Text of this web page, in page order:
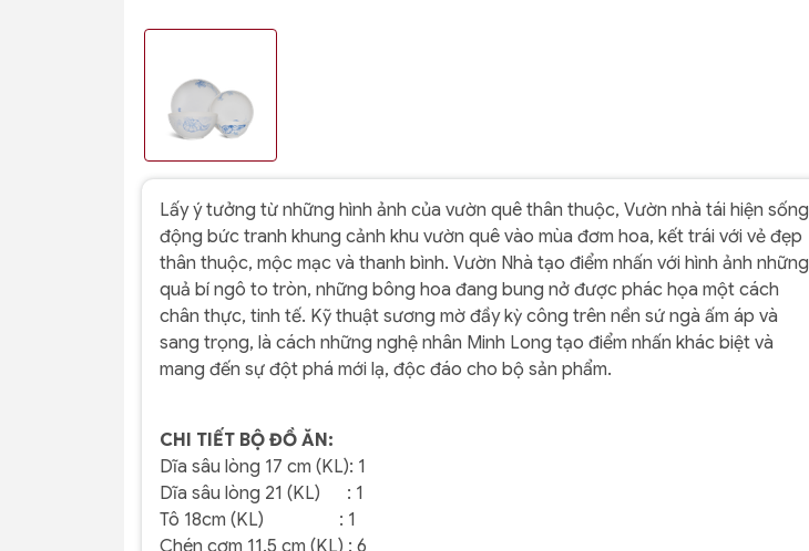
Lấy ý tưởng từ những hình ảnh của vườn quê thân thuộc, Vườn nhà tái hiện sống
động bức tranh khung cảnh khu vườn quê vào mùa đơm hoa, kết trái với vẻ đẹp
thân thuộc, mộc mạc và thanh bình. Vườn Nhà tạo điểm nhấn với hình ảnh những
quả bí ngô to tròn, những bông hoa đang bung nở được phác họa một cách
chân thực, tinh tế. Kỹ thuật sương mờ đầy kỳ công trên nền sứ ngà ấm áp và
sang trọng, là cách những nghệ nhân Minh Long tạo điểm nhấn khác biệt và
mang đến sự đột phá mới lạ, độc đáo cho bộ sản phẩm.
CHI TIẾT BỘ ĐỒ ĂN:
Dĩa sâu lòng 17 cm (KL): 1
Dĩa sâu lòng 21 (KL) : 1
Tô 18cm (KL) : 1